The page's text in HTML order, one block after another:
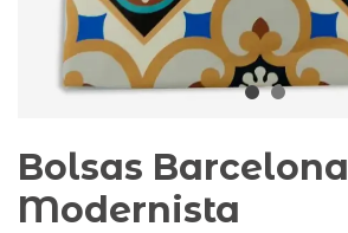
Bolsas Barcelona
Modernista
Añadir al carrito